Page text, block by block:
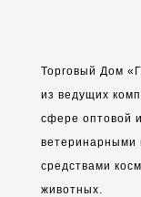
Торговый Дом
из ведущих
сфере оптовой
ветеринарными
средствами
животных.